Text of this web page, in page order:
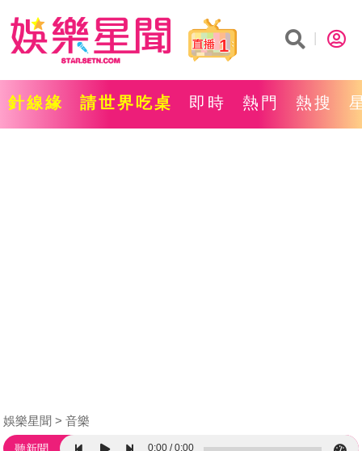
1
針線緣 請世界吃桌 即時 熱門 熱搜
娛樂星聞 音樂
0:00 0:00